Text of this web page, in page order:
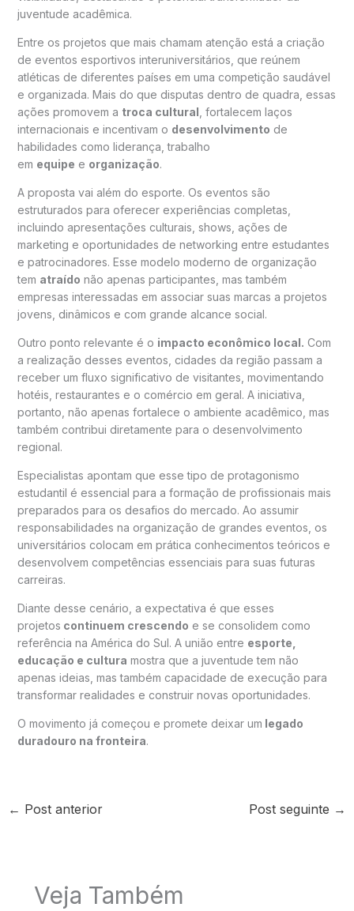
juventude acadêmica.
Entre os projetos que mais chamam atenção está a criação
de eventos esportivos interuniversitários, que reúnem
atléticas de diferentes países em uma competição saudável
e organizada. Mais do que disputas dentro de quadra, essas
ações promovem a troca cultural , fortalecem laços
internacionais e incentivam o desenvolvimento de
habilidades como liderança, trabalho
em equipe e organização.
A proposta vai além do esporte. Os eventos são
estruturados para oferecer experiências completas,
incluindo apresentações culturais, shows, ações de
marketing e oportunidades de networking entre estudantes
e patrocinadores. Esse modelo moderno de organização
tem atraído não apenas participantes, mas também
empresas interessadas em associar suas marcas a projetos
jovens, dinâmicos e com grande alcance social.
Outro ponto relevante é o impacto econômico local. Com
a realização desses eventos, cidades da região passam a
receber um fluxo significativo de visitantes, movimentando
hotéis, restaurantes e o comércio em geral. A iniciativa,
portanto, não apenas fortalece o ambiente acadêmico, mas
também contribui diretamente para o desenvolvimento
regional.
Especialistas apontam que esse tipo de protagonismo
estudantil é essencial para a formação de profissionais mais
preparados para os desafios do mercado. Ao assumir
responsabilidades na organização de grandes eventos, os
universitários colocam em prática conhecimentos teóricos e
desenvolvem competências essenciais para suas futuras
carreiras.
Diante desse cenário, a expectativa é que esses
projetos continuem crescendo e se consolidem como
referência na América do Sul. A união entre esporte,
educação e cultura mostra que a juventude tem não
apenas ideias, mas também capacidade de execução para
transformar realidades e construir novas oportunidades.
O movimento já começou e promete deixar um legado
duradouro na fronteira.
← Post anterior Post seguinte →
Veja Também